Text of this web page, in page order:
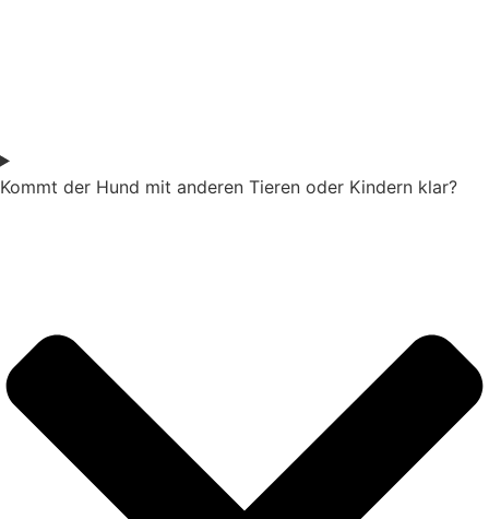
Kommt der Hund mit anderen Tieren oder Kindern klar?